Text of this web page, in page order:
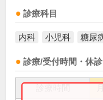
診療科目
内科 小児科 糖尿
診療/受付時間・休診